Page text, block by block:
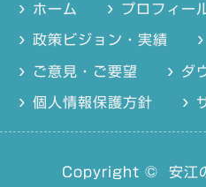
ホーム プロフィー
政策ビジョン・実績
ご意見・ご要望 ダ
個人情報保護方針
Copyright © 安江